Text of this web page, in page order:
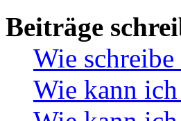
Beiträge
Wie
Wie kann